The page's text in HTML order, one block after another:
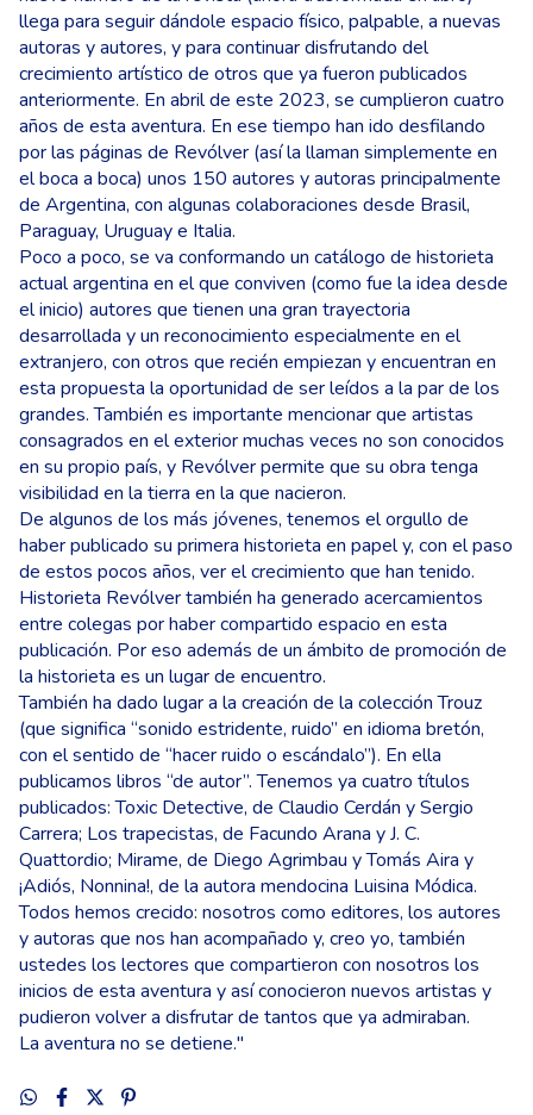
llega para seguir dándole espacio físico, palpable, a nuevas
autoras y autores, y para continuar disfrutando del
crecimiento artístico de otros que ya fueron publicados
anteriormente. En abril de este 2023, se cumplieron cuatro
años de esta aventura. En ese tiempo han ido desfilando
por las páginas de Revólver (así la llaman simplemente en
el boca a boca) unos 150 autores y autoras principalmente
de Argentina, con algunas colaboraciones desde Brasil,
Paraguay, Uruguay e Italia.
Poco a poco, se va conformando un catálogo de historieta
actual argentina en el que conviven (como fue la idea desde
el inicio) autores que tienen una gran trayectoria
desarrollada y un reconocimiento especialmente en el
extranjero, con otros que recién empiezan y encuentran en
esta propuesta la oportunidad de ser leídos a la par de los
grandes. También es importante mencionar que artistas
consagrados en el exterior muchas veces no son conocidos
en su propio país, y Revólver permite que su obra tenga
visibilidad en la tierra en la que nacieron.
De algunos de los más jóvenes, tenemos el orgullo de
haber publicado su primera historieta en papel y, con el paso
de estos pocos años, ver el crecimiento que han tenido.
Historieta Revólver también ha generado acercamientos
entre colegas por haber compartido espacio en esta
publicación. Por eso además de un ámbito de promoción de
la historieta es un lugar de encuentro.
También ha dado lugar a la creación de la colección Trouz
(que significa “sonido estridente, ruido” en idioma bretón,
con el sentido de “hacer ruido o escándalo”). En ella
publicamos libros “de autor”. Tenemos ya cuatro títulos
publicados: Toxic Detective, de Claudio Cerdán y Sergio
Carrera; Los trapecistas, de Facundo Arana y J. C.
Quattordio; Mirame, de Diego Agrimbau y Tomás Aira y
¡Adiós, Nonnina!, de la autora mendocina Luisina Módica.
Todos hemos crecido: nosotros como editores, los autores
y autoras que nos han acompañado y, creo yo, también
ustedes los lectores que compartieron con nosotros los
inicios de esta aventura y así conocieron nuevos artistas y
pudieron volver a disfrutar de tantos que ya admiraban.
La aventura no se detiene."